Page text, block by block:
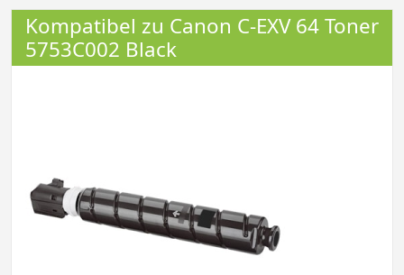
Kompatibel zu Canon C-EXV 64 Toner
5753C002 Black